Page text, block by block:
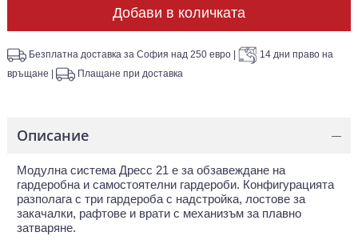
Добави в количката
Безплатна доставка за София над 250 евро
14 дни право на
връщане
Плащане при доставка
Описание —
Модулна система Дресс 21 е за обзавеждане на
гардеробна и самостоятелни гардероби. Конфигурацията
разполага с три гардероба с надстройка, лостове за
закачалки, рафтове и врати с механизъм за плавно
затваряне.